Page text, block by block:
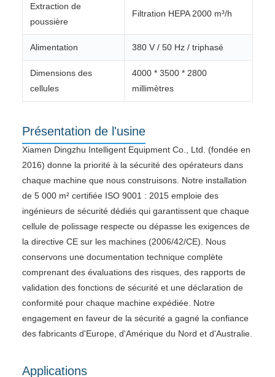
Extraction de
poussière
Filtration HEPA 2000 m³/h
Alimentation 380 V / 50 Hz / triphasé
Dimensions des
cellules
4000 * 3500 * 2800
millimètres
Présentation de l'usine
Xiamen Dingzhu Intelligent Equipment Co., Ltd. (fondée en
2016) donne la priorité à la sécurité des opérateurs dans
chaque machine que nous construisons. Notre installation
de 5 000 m² certifiée ISO 9001 : 2015 emploie des
ingénieurs de sécurité dédiés qui garantissent que chaque
cellule de polissage respecte ou dépasse les exigences de
la directive CE sur les machines (2006/42/CE). Nous
conservons une documentation technique complète
comprenant des évaluations des risques, des rapports de
validation des fonctions de sécurité et une déclaration de
conformité pour chaque machine expédiée. Notre
engagement en faveur de la sécurité a gagné la confiance
des fabricants d'Europe, d'Amérique du Nord et d'Australie.
Applications